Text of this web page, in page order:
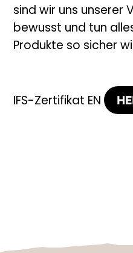
sind wir uns unserer
bewusst und tun
Produkte so sicher
IFS-Zertifikat EN